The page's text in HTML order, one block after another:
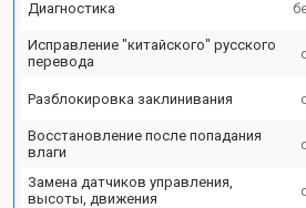
Диагностика
Исправление "китайского" русского
перевода
Разблокировка заклинивания
Восстановление после попадания
влаги
Замена датчиков управления,
высоты, движения